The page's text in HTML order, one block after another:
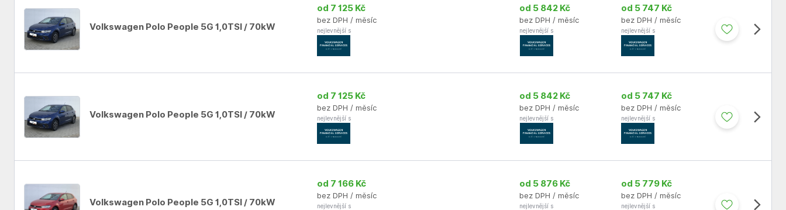
Volkswagen Polo People 5G 1,0TSI / 70kW
od 7 125 Kč
bez DPH / měsíc
nejlevnější s
od 5 842 Kč
bez DPH / měsíc
nejlevnější s
od 5 747 Kč
bez DPH / měsíc
nejlevnější s
Volkswagen Polo People 5G 1,0TSI / 70kW
od 7 125 Kč
bez DPH / měsíc
nejlevnější s
od 5 842 Kč
bez DPH / měsíc
nejlevnější s
od 5 747 Kč
bez DPH / měsíc
nejlevnější s
Volkswagen Polo People 5G 1,0TSI / 70kW
od 7 166 Kč
bez DPH / měsíc
nejlevnější s
od 5 876 Kč
bez DPH / měsíc
nejlevnější s
od 5 779 Kč
bez DPH / měsíc
nejlevnější s